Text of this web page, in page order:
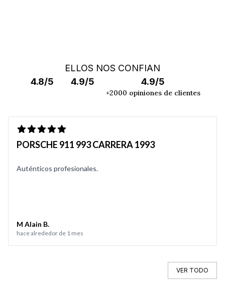
ELLOS NOS CONFIAN
4.8/5
4.9/5 4.9/5
+2000 opiniones de clientes
PORSCHE 911 993 CARRERA 1993
Auténticos profesionales.
M Alain B.
hace alrededor de 1 mes
VER TODO